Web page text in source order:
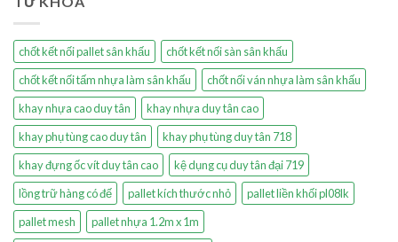
chốt kết nối pallet sân khấu
chốt kết nối sàn sân khấu
chốt kết nối tấm nhựa làm sân khấu
chốt nối ván nhựa làm sân khấu
khay nhựa cao duy tân
khay nhựa duy tân cao
khay phụ tùng cao duy tân
khay phụ tùng duy tân 718
khay đựng ốc vít duy tân cao
kệ dụng cụ duy tân đại 719
lồng trữ hàng có đế
pallet kích thước nhỏ
pallet liền khối pl08lk
pallet mesh
pallet nhựa 1.2m x 1m